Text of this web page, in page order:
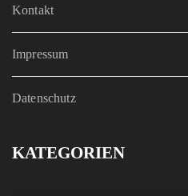
Kontakt
Impressum
Datenschutz
KATEGORIEN